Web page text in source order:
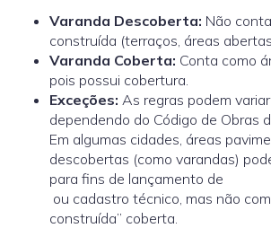
Varanda Descoberta: Não
construída (terraços, áreas
Varanda Coberta: Conta como
pois possui cobertura.
Exceções: As regras podem
dependendo do Código de Obras
Em algumas cidades, áreas
descobertas (como varandas)
para fins de lançamento de
ou cadastro técnico, mas não
construída” coberta.